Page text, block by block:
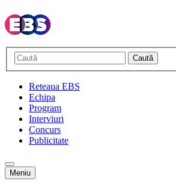
Caută
Reteaua EBS
Echipa
Program
Interviuri
Concurs
Publicitate
Meniu